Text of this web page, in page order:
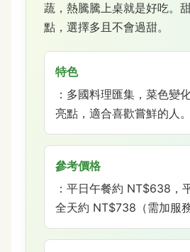
蔬，熱騰騰上桌就是好吃。
點，選擇多且不會過甜。
特色
：多國料理匯集，菜色變
亮點，適合喜歡嘗鮮的人。
參考價格
：平日午餐約 NT$638，
全天約 NT$738（需加服務